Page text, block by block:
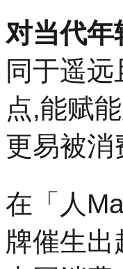
对当代年
同于遥
点,能赋
更易被消
在「人
牌催生